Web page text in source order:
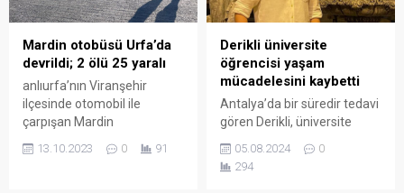
Mardin otobüsü Urfa’da
devrildi; 2 ölü 25 yaralı
anlıurfa’nın Viranşehir
ilçesinde otomobil ile
çarpışan Mardin
sonucu meydana gelen
13.10.2023 0 91
Derikli üniversite
öğrencisi yaşam
mücadelesini kaybetti
Antalya’da bir süredir tedavi
gören Derikli, üniversite
yaşam mücadelesini
kaybetti.
05.08.2024
0
294